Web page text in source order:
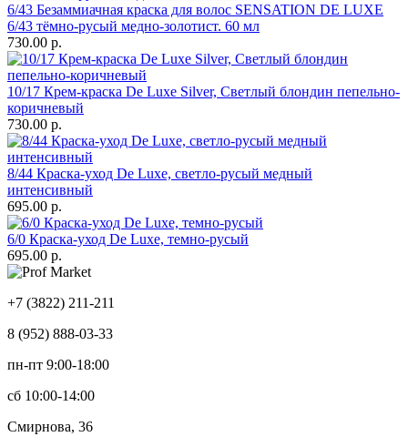
6/43 Безаммиачная краска для волос SENSATION DE LUXE
6/43 тёмно-русый медно-золотист. 60 мл
730.00 р.
10/17 Крем-краска De Luxe Silver, Светлый блондин пепельно-
коричневый
730.00 р.
8/44 Краска-уход De Luxe, светло-русый медный
интенсивный
695.00 р.
6/0 Краска-уход De Luxe, темно-русый
695.00 р.
+7 (3822) 211-211
8 (952) 888-03-33
пн-пт 9:00-18:00
сб 10:00-14:00
Смирнова, 36